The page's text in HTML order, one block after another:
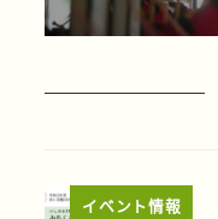
イベント情報